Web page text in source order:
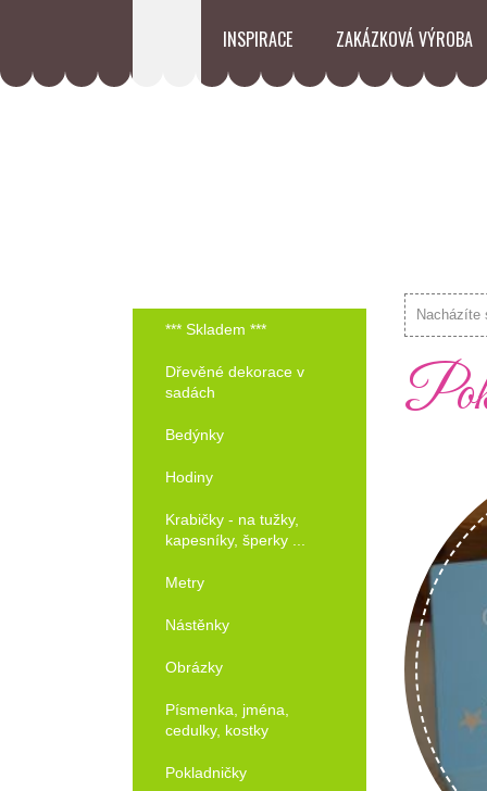
INSPIRACE ZAKÁZKOVÁ VÝROBA
Nacházíte
*** Skladem ***
Dřevěné dekorace v
sadách
Bedýnky
Hodiny
Krabičky - na tužky,
kapesníky, šperky ...
Metry
Nástěnky
Obrázky
Písmenka, jména,
cedulky, kostky
Pokladničky